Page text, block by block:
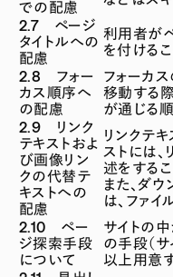
での配慮
2.7 ページ
タイトルへの
配慮
利用者が
を付けるこ
2.8 フォー
カス順序へ
の配慮
フォーカ
移動する
が通じる
2.9 リンク
テキストおよ
び画像リン
クの代替テ
キストへの
配慮
リンクテ
ストには
述をするこ
また、ダ
は、ファ
2.10 ペー
ジ探索手段
について
サイトの
の手段（
以上用意す